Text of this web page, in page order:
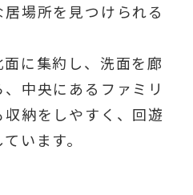
場所を見つけられる
に集約し、洗面を廊
中央にあるファミリ
納をしやすく、回遊
います。